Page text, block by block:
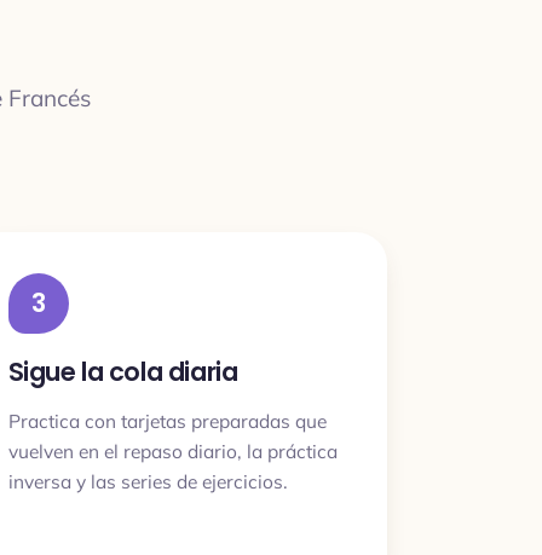
3
Sigue la cola diaria
Practica con tarjetas preparadas que
vuelven en el repaso diario, la práctica
inversa y las series de ejercicios.